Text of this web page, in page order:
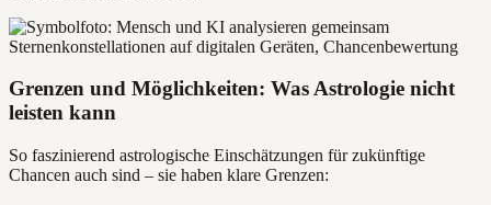
Grenzen und Möglichkeiten: Was Astrologie nicht
leisten kann
So faszinierend astrologische Einschätzungen für zukünftige
Chancen auch sind – sie haben klare Grenzen: